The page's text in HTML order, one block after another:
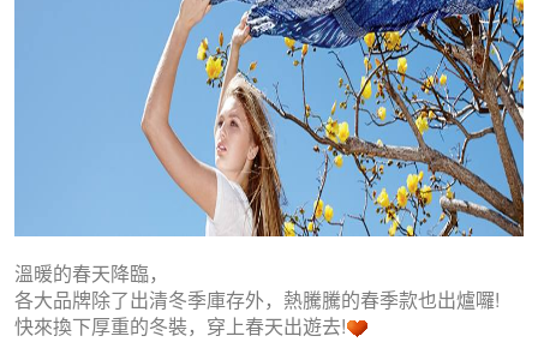
溫暖的春天降臨，
各大品牌除了出清冬季庫存外，熱騰騰的春季款也出爐囉!
快來換下厚重的冬裝，穿上春天出遊去!